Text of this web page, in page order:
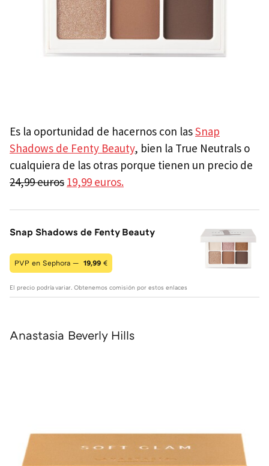
Es la oportunidad de hacernos con lasSnap
Shadows de Fenty Beauty, bien la True Neutrals o
cualquiera de las otras porque tienen un precio de
24,99 euros 19,99 euros.
Snap Shadows de Fenty Beauty
PVP en Sephora — 19,99 €
El precio podría variar. Obtenemos comisión por estos enlaces
Anastasia Beverly Hills